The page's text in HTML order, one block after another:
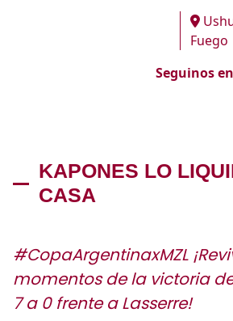
Fuego
Seguinos
KAPONES LO
CASA
#CopaArgentinaxMZL
momentos de la victoria
7 a 0 frente a Lasserre!